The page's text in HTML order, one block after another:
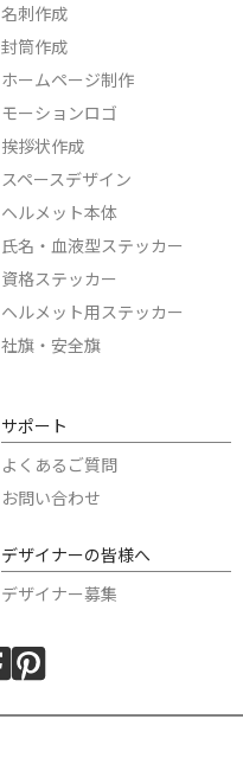
名刺作成
封筒作成
ホームページ制作
モーションロゴ
挨拶状作成
スペースデザイン
ヘルメット本体
氏名・血液型ステッカー
資格ステッカー
ヘルメット用ステッカー
社旗・安全旗
サポート
よくあるご質問
お問い合わせ
デザイナーの皆様へ
デザイナー募集